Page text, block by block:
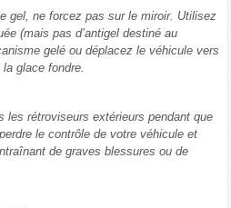
gel, ne forcez pas sur le miroir. Utilisez
(mais pas d’antigel destiné au
gelé ou déplacez le véhicule vers
glace fondre.
les rétroviseurs extérieurs pendant que
le contrôle de votre véhicule et
de graves blessures ou de